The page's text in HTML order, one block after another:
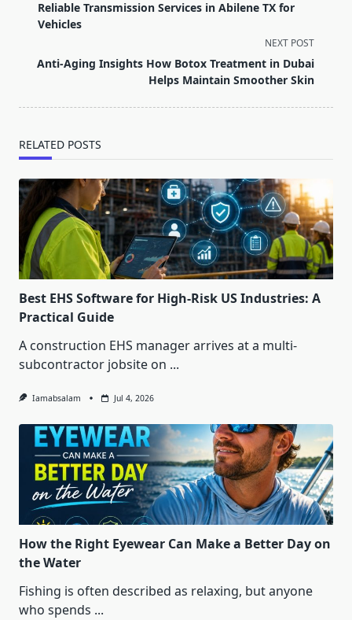
class="nav-
subtitle
reader-
Reliable Transmission Services in Abilene TX for
Vehicles
NEXT POST
Anti-Aging Insights How Botox Treatment in Dubai
Helps Maintain Smoother Skin
RELATED POSTS
Best EHS Software for High-Risk US Industries: A
Practical Guide
A construction EHS manager arrives at a multi-
subcontractor jobsite on ...
Iamabsalam Jul 4, 2026
How the Right Eyewear Can Make a Better Day on
the Water
Fishing is often described as relaxing, but anyone
who spends ...